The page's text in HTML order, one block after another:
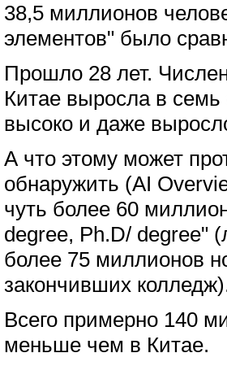
38,5 миллионов
элементов" было
Прошло 28 лет.
Китае выросла в
высоко и даже
А что этому может
обнаружить (AI
чуть более 60
degree, Ph.D/ degree"
более 75 миллионов
закончивших
Всего примерно 140
меньше чем в Китае.